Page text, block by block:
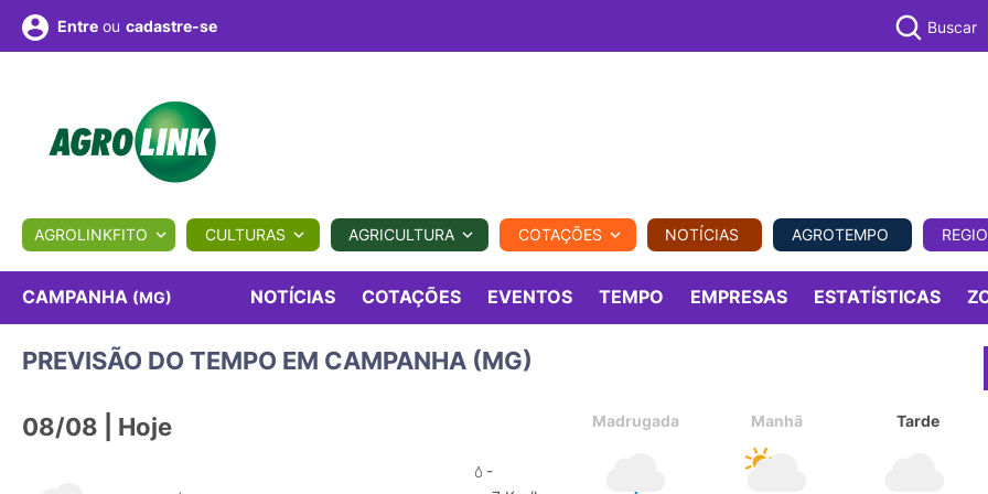
BIOLÓGICOS COTAÇÕES NOTÍCIAS AGROTEMPO REGIONAL COMERCIAL AGROVIAGENS
Conversor Colunistas Eventos
Fotos
e
Entre ou cadastre-se Buscar
AGROLINKFITO CULTURAS AGRICULTURA COTAÇÕES NOTÍCIAS AGROTEMPO
CAMPANHA (MG) NOTÍCIAS COTAÇÕES EVENTOS TEMPO EMPRESAS ESTATÍSTICAS
PREVISÃO DO TEMPO EM CAMPANHA (MG)
08/08 | Hoje
-
Madrugada Manhã Tarde